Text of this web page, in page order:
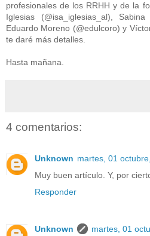
profesionales de los RRHH y de la
Iglesias (@isa_iglesias_al), Sabina
Eduardo Moreno (@edulcoro) y
te daré más detalles.
Hasta mañana.
4 comentarios:
Unknown martes, 01
Muy buen artículo. Y, por
Responder
Unknown
martes, 01